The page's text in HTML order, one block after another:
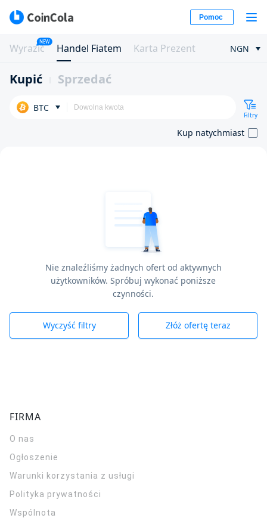
Pomoc
Wyrazić
NEW
Handel Fiatem Karta Prezent NGN
Kupić Sprzedać
BTC
Filtry
Kup natychmiast
Nie znaleźliśmy żadnych ofert od aktywnych
użytkowników. Spróbuj wykonać poniższe
czynności.
Wyczyść filtry Złóż ofertę teraz
FIRMA
O nas
Ogłoszenie
Warunki korzystania z usługi
Polityka prywatności
Wspólnota